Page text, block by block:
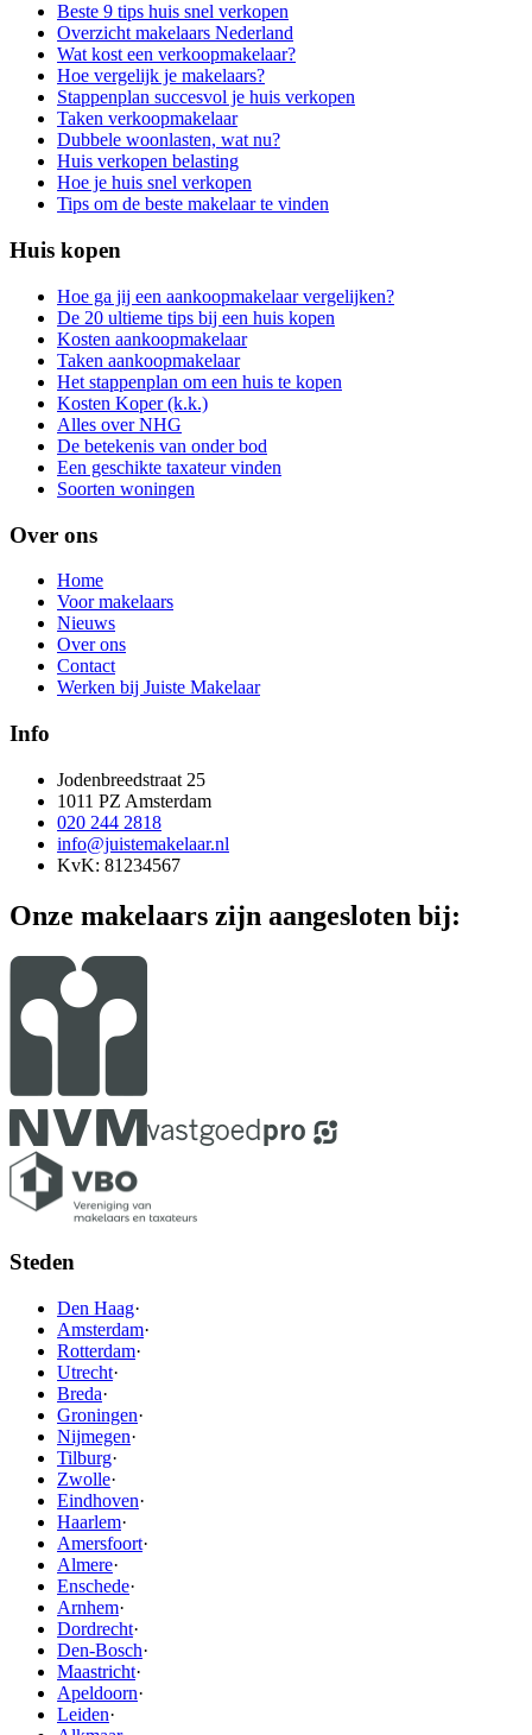
Beste 9 tips huis snel verkopen
Overzicht makelaars Nederland
Wat kost een verkoopmakelaar?
Hoe vergelijk je makelaars?
Stappenplan succesvol je huis verkopen
Taken verkoopmakelaar
Dubbele woonlasten, wat nu?
Huis verkopen belasting
Hoe je huis snel verkopen
Tips om de beste makelaar te vinden
Huis kopen
Hoe ga jij een aankoopmakelaar vergelijken?
De 20 ultieme tips bij een huis kopen
Kosten aankoopmakelaar
Taken aankoopmakelaar
Het stappenplan om een huis te kopen
Kosten Koper (k.k.)
Alles over NHG
De betekenis van onder bod
Een geschikte taxateur vinden
Soorten woningen
Over ons
Home
Voor makelaars
Nieuws
Over ons
Contact
Werken bij Juiste Makelaar
Info
Jodenbreedstraat 25
1011 PZ Amsterdam
020 244 2818
info@juistemakelaar.nl
KvK: 81234567
Onze makelaars zijn aangesloten bij:
Steden
Den Haag·
Amsterdam·
Rotterdam·
Utrecht·
Breda·
Groningen·
Nijmegen·
Tilburg·
Zwolle·
Eindhoven·
Haarlem·
Amersfoort·
Almere·
Enschede·
Arnhem·
Dordrecht·
Den-Bosch·
Maastricht·
Apeldoorn·
Leiden·